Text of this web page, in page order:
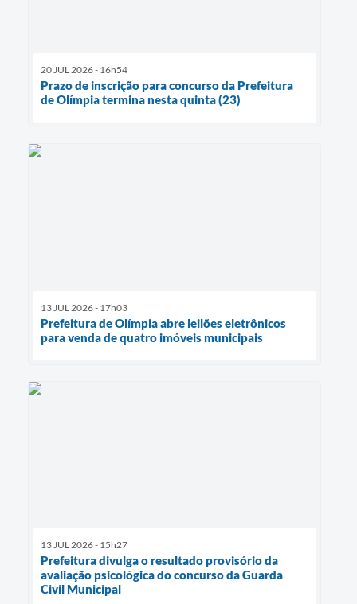
20 JUL 2026 - 16h54
Prazo de inscrição para concurso da Prefeitura
de Olímpia termina nesta quinta (23)
13 JUL 2026 - 17h03
Prefeitura de Olímpia abre leilões eletrônicos
para venda de quatro imóveis municipais
13 JUL 2026 - 15h27
Prefeitura divulga o resultado provisório da
avaliação psicológica do concurso da Guarda
Civil Municipal